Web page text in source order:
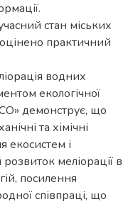
стан міських
практичний
водних
екологічної
демонструє, що
та хімічні
екосистем і
меліорації в
посилення
співпраці, що